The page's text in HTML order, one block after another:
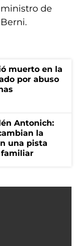
de
muerto en la
por abuso
Antonich:
la
una pista
familiar